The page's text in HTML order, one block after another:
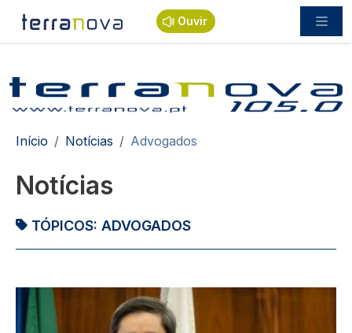
Passar para o conteúdo principal
Ouvir
Navegação estrutural
Início Notícias Advogados
Notícias
TÓPICOS: ADVOGADOS
Imagem